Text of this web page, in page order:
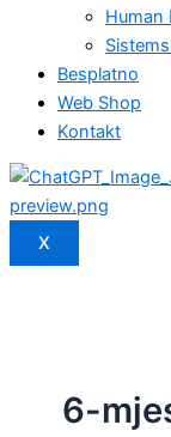
Human
Besplatno
Web Shop
Kontakt
X
6-